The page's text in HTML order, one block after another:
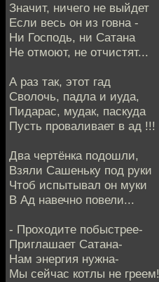
Значит, ничего не выйдет
Если весь он из говна -
Ни Господь, ни Сатана
Не отмоют, не отчистят...
А раз так, этот гад
Сволочь, падла и иуда,
Пидарас, мудак, паскуда
Пусть проваливает в ад !!!
Два чертёнка подошли,
Взяли Сашеньку под руки
Чтоб испытывал он муки
В Ад навечно повели...
- Проходите побыстрее-
Приглашает Сатана-
Нам энергия нужна-
Мы сейчас котлы не греем!